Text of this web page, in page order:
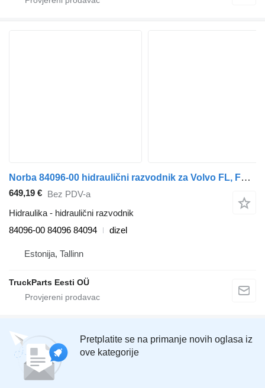
Norba 84096-00 hidraulični razvodnik za Volvo FL, FE (2005-2014) kamiona
649,19 € Bez PDV-a
Hidraulika - hidraulični razvodnik
84096-00 84096 84094
dizel
Estonija, Tallinn
TruckParts Eesti OÜ
Pretplatite se na primanje novih oglasa iz
ove kategorije